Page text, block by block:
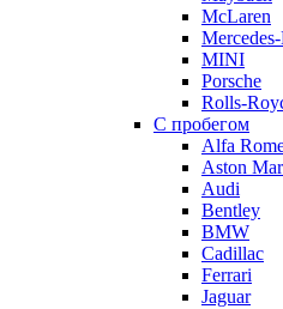
McLaren
MINI
Porsche
Rolls-
С пробегом
Alfa
Aston
Audi
Bentley
BMW
Cadillac
Ferrari
Jaguar